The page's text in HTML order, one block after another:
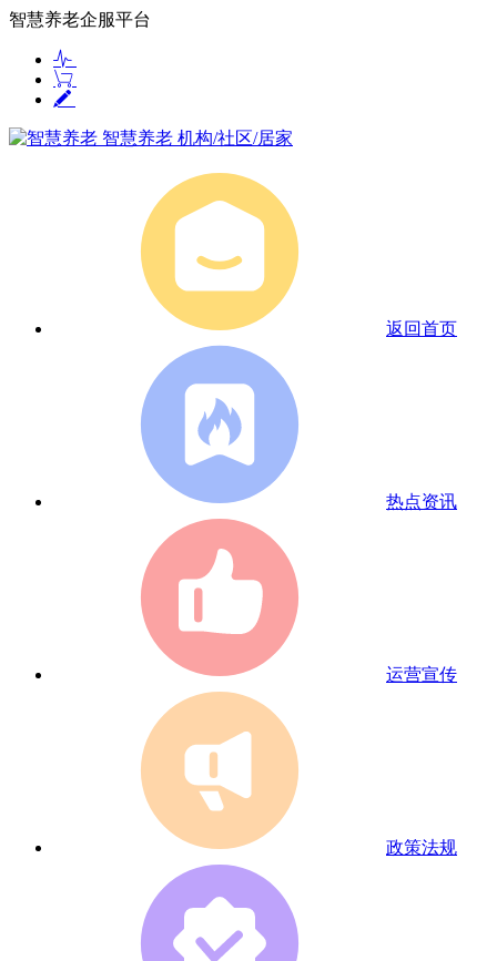
智慧养老企服平台
智慧养老 机构/社区/居家
返回首页
热点资讯
运营宣传
政策法规